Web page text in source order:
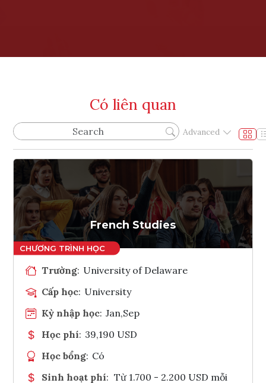
Có liên quan
Advanced
French Studies
Trường: University of Delaware
Cấp học: University
Kỳ nhập học: Jan,Sep
Học phí: 39,190 USD
Học bổng: Có
Sinh hoạt phí: Từ 1.700 - 2.200 USD mỗi